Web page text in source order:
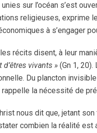
sur l’océan s’est
religieuses, exprime
à s’engager
récits disent, à leur
vivants » (Gn 1,
Du plancton
la nécessité de
nous dit que, jetant
combien la réalité est